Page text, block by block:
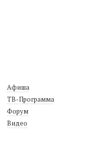
Афиша
ТВ-Программа
Форум
Видео